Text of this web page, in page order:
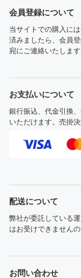
会員登録について
当サイトでの購入に
済みましたら、会員
宛にご連絡いたします
お支払いについて
銀行振込、代金引換
いただけます。売掛
配送について
弊社が委託している
はお受けできません
お問い合わせ